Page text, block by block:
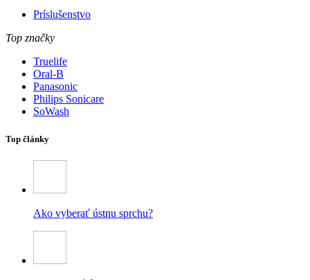
Príslušenstvo
Top značky
Truelife
Oral-B
Panasonic
Philips Sonicare
SoWash
Top články
Ako vyberať ústnu sprchu?